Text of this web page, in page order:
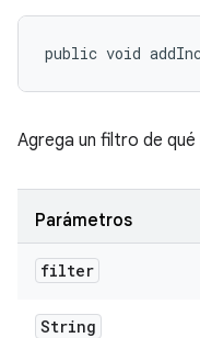
public void
Agrega un filtro de qué
Parámetros
filter
String